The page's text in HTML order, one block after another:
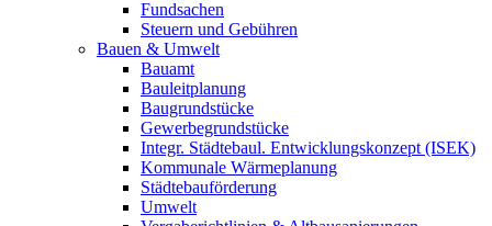
Fundsachen
Steuern und Gebühren
Bauen & Umwelt
Bauamt
Bauleitplanung
Baugrundstücke
Gewerbegrundstücke
Integr. Städtebaul. Entwicklungskonzept (ISEK)
Kommunale Wärmeplanung
Städtebauförderung
Umwelt